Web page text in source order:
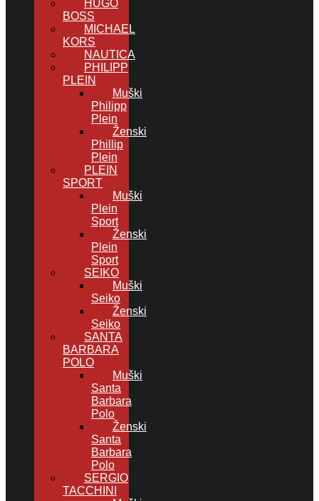
HUGO
BOSS
MICHAEL
KORS
NAUTICA
PHILIPP
PLEIN
Muški
Philipp
Plein
Ženski
Phillip
Plein
PLEIN
SPORT
Muški
Plein
Sport
Ženski
Plein
Sport
SEIKO
Muški
Seiko
Ženski
Seiko
SANTA
BARBARA
POLO
Muški
Santa
Barbara
Polo
Ženski
Santa
Barbara
Polo
SERGIO
TACCHINI